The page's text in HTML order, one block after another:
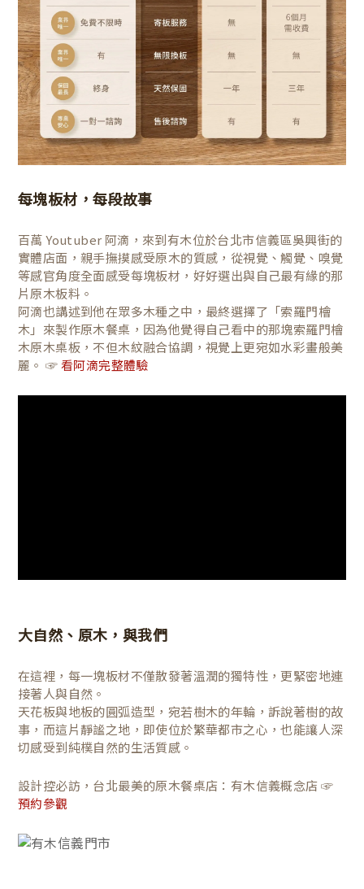
每塊板材，每段故事
百萬 Youtuber 阿滴，來到有木位於台北市信義區吳興街的
實體店面，親手撫摸感受原木的質感，從視覺、觸覺、嗅覺
等感官角度全面感受每塊板材，好好選出與自己最有緣的那
片原木板料。
阿滴也講述到他在眾多木種之中，最終選擇了「索羅門檜
木」來製作原木餐桌，因為他覺得自己看中的那塊索羅門檜
木原木桌板，不但木紋融合協調，視覺上更宛如水彩畫般美
麗。 ☞ 看阿滴完整體驗
大自然、原木，與我們
在這裡，每一塊板材不僅散發著溫潤的獨特性，更緊密地連
接著人與自然。
天花板與地板的圓弧造型，宛若樹木的年輪，訴說著樹的故
事，而這片靜謐之地，即使位於繁華都市之心，也能讓人深
切感受到純樸自然的生活質感。
設計控必訪，台北最美的原木餐桌店：有木信義概念店 ☞
預約參觀